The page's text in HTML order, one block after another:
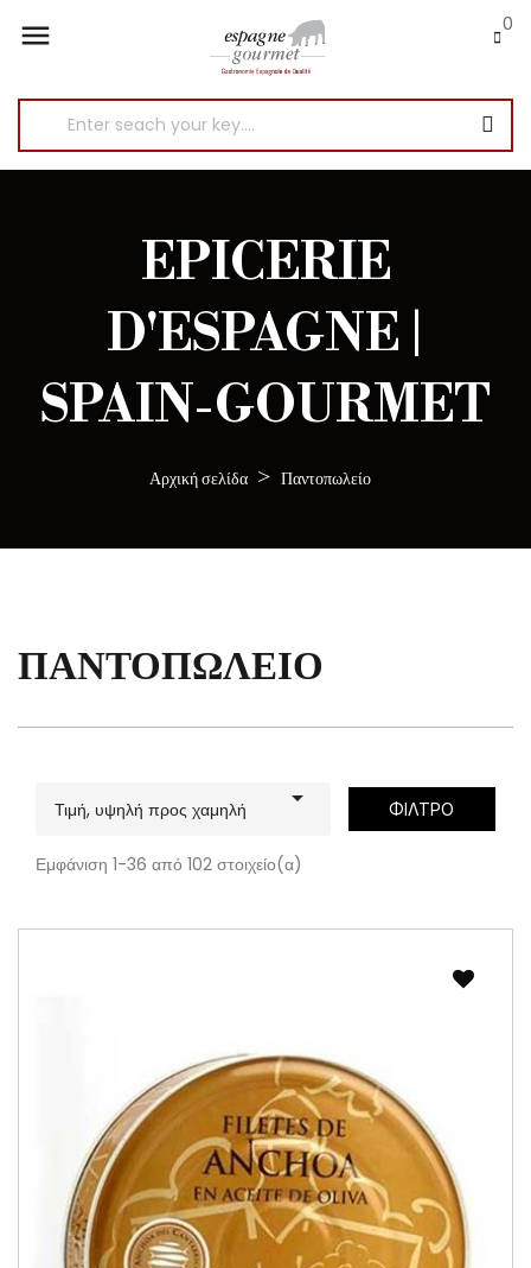
 0
EPICERIE
D'ESPAGNE |
SPAIN-GOURMET
Αρχική σελίδα Παντοπωλείο
ΠΑΝΤΟΠΩΛΕΊΟ
Τιμή, υψηλή προς χαμηλή  ΦΊΛΤΡΟ
Εμφάνιση 1-36 από 102 στοιχείο(α)